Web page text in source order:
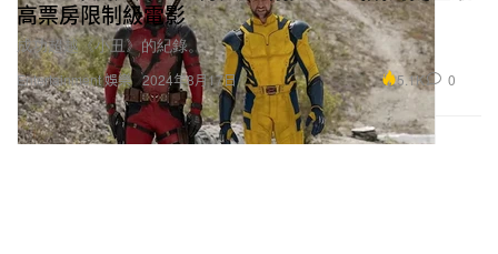
Entertainment 娛樂
高票房限制級電影
成功超越《小丑》的紀錄。
2024年8月17日 5.1K 0